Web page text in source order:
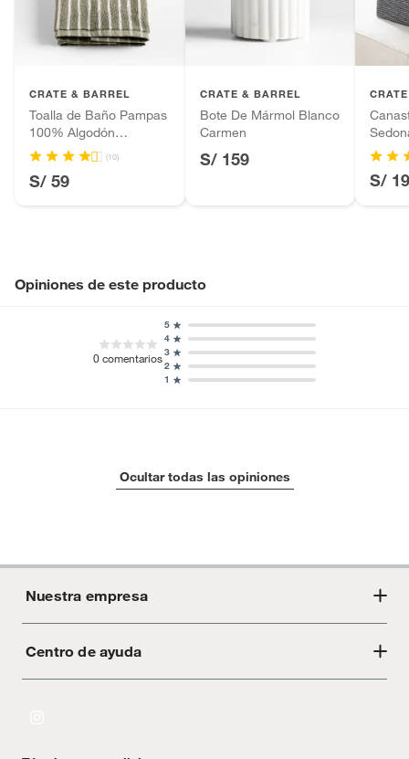
CRATE & BARREL
Toalla de Baño Pampas
100% Algodón
Orgánico
(10)
S/ 59
CRATE & BARREL
Bote De Mármol Blanco
Carmen
S/ 159
S/
Opiniones de este producto
0comentarios
1
2
3
4
5
Ocultar todas las opiniones
Nuestra empresa
Acerca de Crate
Centro de ayuda